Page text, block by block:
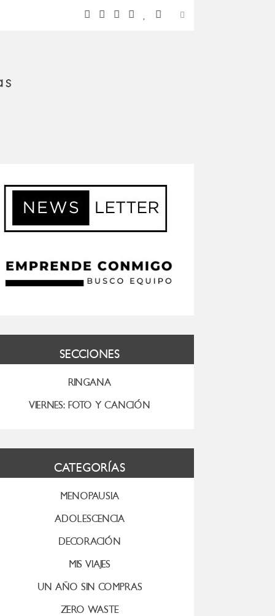
SECCIONES
RINGANA
VIERNES: FOTO Y CANCIÓN
CATEGORÍAS
MENOPAUSIA
ADOLESCENCIA
DECORACIÓN
MIS VIAJES
UN AÑO SIN COMPRAS
ZERO WASTE